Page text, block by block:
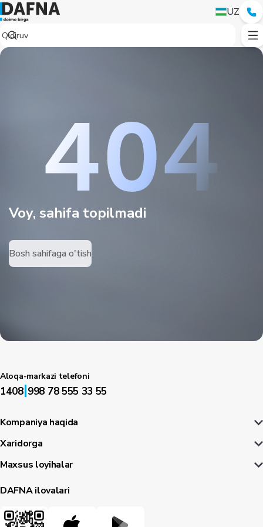
UZ
Voy, sahifa topilmadi
Bosh sahifaga o'tish
Aloqa-markazi telefoni
1408|998 78 555 33 55
Kompaniya haqida
Xaridorga
Maxsus loyihalar
DAFNA ilovalari